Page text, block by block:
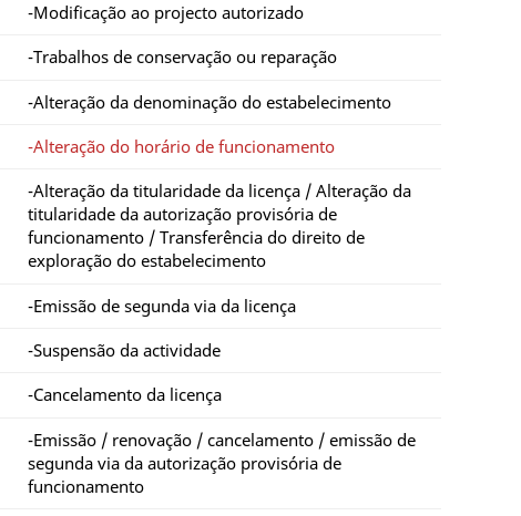
Modificação ao projecto autorizado
Trabalhos de conservação ou reparação
Alteração da denominação do estabelecimento
Alteração do horário de funcionamento
Alteração da titularidade da licença / Alteração da
titularidade da autorização provisória de
funcionamento / Transferência do direito de
exploração do estabelecimento
Emissão de segunda via da licença
Suspensão da actividade
Cancelamento da licença
Emissão / renovação / cancelamento / emissão de
segunda via da autorização provisória de
funcionamento